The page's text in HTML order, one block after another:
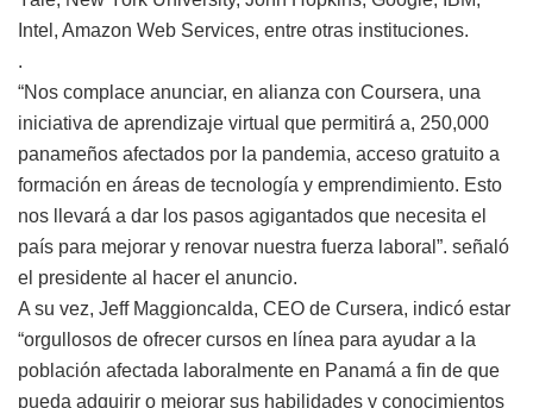
Intel, Amazon Web Services, entre otras instituciones.
.
“Nos complace anunciar, en alianza con Coursera, una
iniciativa de aprendizaje virtual que permitirá a, 250,000
panameños afectados por la pandemia, acceso gratuito a
formación en áreas de tecnología y emprendimiento. Esto
nos llevará a dar los pasos agigantados que necesita el
país para mejorar y renovar nuestra fuerza laboral”. señaló
el presidente al hacer el anuncio.
A su vez, Jeff Maggioncalda, CEO de Cursera, indicó estar
“orgullosos de ofrecer cursos en línea para ayudar a la
población afectada laboralmente en Panamá a fin de que
pueda adquirir o mejorar sus habilidades y conocimientos